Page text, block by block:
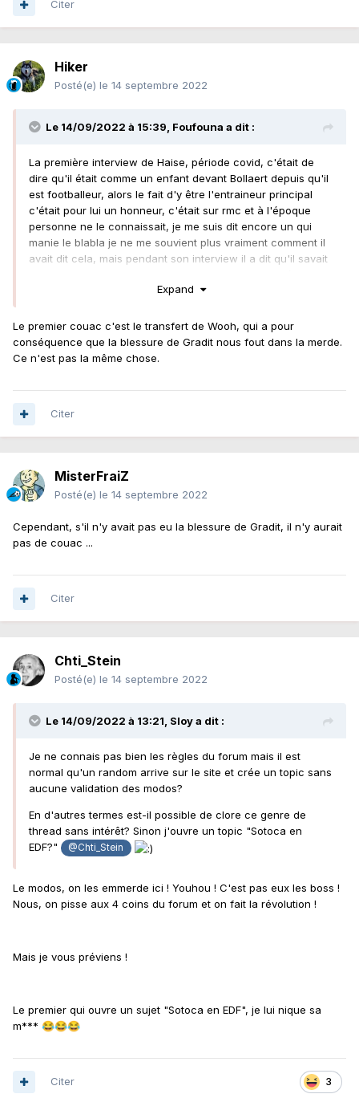
Citer
Hiker
Posté(e) le 14 septembre 2022
Le 14/09/2022 à 15:39, Foufouna a dit :
La première interview de Haise, période covid, c'était de
dire qu'il était comme un enfant devant Bollaert depuis qu'il
est footballeur, alors le fait d'y être l'entraineur principal
c'était pour lui un honneur, c'était sur rmc et à l'époque
personne ne le connaissait, je me suis dit encore un qui
manie le blabla je ne me souvient plus vraiment comment il
avait dit cela, mais pendant son interview il a dit qu'il savait
joueurs dont lui a besoin , il est impensable de le voir partir
et pour moi si on lui pose la question je suis certains de sa
réponse, après la première league sa se réfléchi mais
Comment quitter un projet dont lui à les clès et avec le
cette blessure de Gradit; le reste tout roule .
Expand
Le premier couac c'est le transfert de Wooh, qui a pour
conséquence que la blessure de Gradit nous fout dans la merde.
Ce n'est pas la même chose.
Citer
MisterFraiZ
Posté(e) le 14 septembre 2022
Cependant, s'il n'y avait pas eu la blessure de Gradit, il n'y aurait
pas de couac ...
Citer
Chti_Stein
Posté(e) le 14 septembre 2022
Le 14/09/2022 à 13:21, Sloya dit :
Je ne connais pas bien les règles du forum mais il est
normal qu'un random arrive sur le site et crée un topic sans
aucune validation des modos?
En d'autres termes est-il possible de clore ce genre de
thread sans intérêt? Sinon j'ouvre un topic "Sotoca en
EDF?"
@Chti_Stein
Le modos, on les emmerde ici ! Youhou ! C'est pas eux les boss !
Nous, on pisse aux 4 coins du forum et on fait la révolution !
Mais je vous préviens !
Le premier qui ouvre un sujet "Sotoca en EDF", je lui nique sa
m*** 😂😂😂
3
Citer